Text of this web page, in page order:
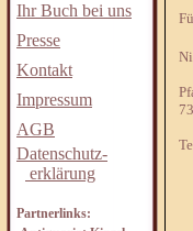
Ihr Buch bei uns
Presse
Kontakt
Impressum
AGB
Datenschutz-
erklärung
Partnerlinks: